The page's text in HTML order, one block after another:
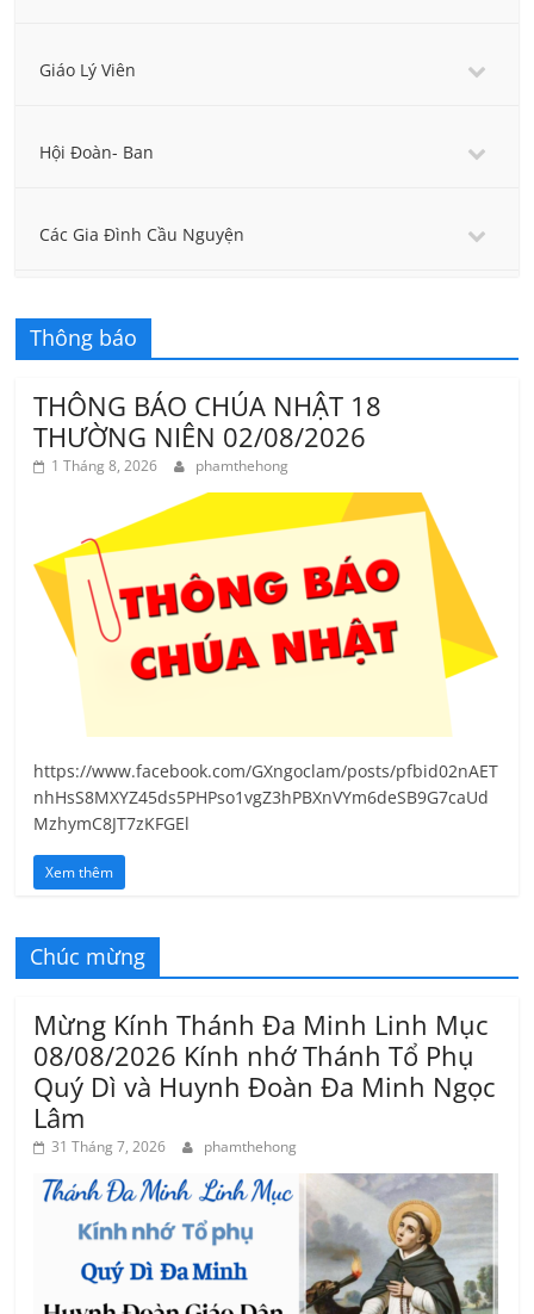
Giáo Lý Viên
Hội Đoàn- Ban
Các Gia Đình Cầu Nguyện
Thông báo
THÔNG BÁO CHÚA NHẬT 18
THƯỜNG NIÊN 02/08/2026
1 Tháng 8, 2026 phamthehong
https://www.facebook.com/GXngoclam/posts/pfbid02nAET
nhHsS8MXYZ45ds5PHPso1vgZ3hPBXnVYm6deSB9G7caUd
MzhymC8JT7zKFGEl
Xem thêm
Chúc mừng
Mừng Kính Thánh Đa Minh Linh Mục
08/08/2026 Kính nhớ Thánh Tổ Phụ
Quý Dì và Huynh Đoàn Đa Minh Ngọc
Lâm
31 Tháng 7, 2026 phamthehong